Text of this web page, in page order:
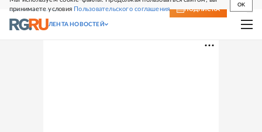
принимаете условия Пользовательского соглашения
OK
СВЕЖИЙ НОМЕР ПОДПИСКА
ЛЕНТА НОВОСТЕЙ